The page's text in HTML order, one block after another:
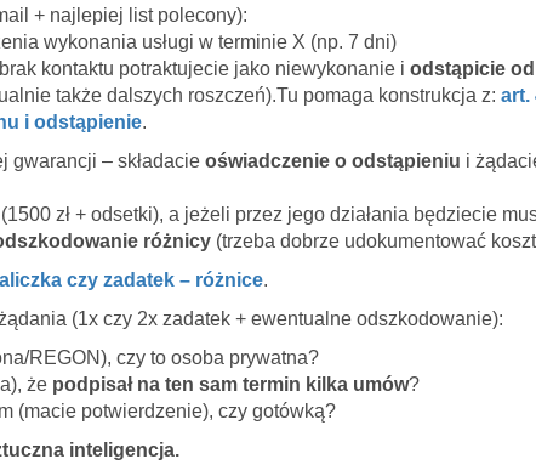
+ najlepiej list polecony):
wykonania usługi w terminie X (np. 7 dni)
kontaktu potraktujecie jako niewykonanie i odstąpicie
także dalszych roszczeń).Tu pomaga konstrukcja z: art.
i odstąpienie.
gwarancji – składacie oświadczenie o odstąpieniu i
(1500 zł + odsetki), a jeżeli przez jego działania będziecie
różnicy (trzeba dobrze udokumentować
czy zadatek – różnice.
(1x czy 2x zadatek + ewentualne odszkodowanie):
REGON), czy to osoba prywatna?
że podpisał na ten sam termin kilka umów?
(macie potwierdzenie), czy gotówką?
inteligencja.